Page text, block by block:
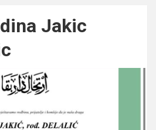
Jakic